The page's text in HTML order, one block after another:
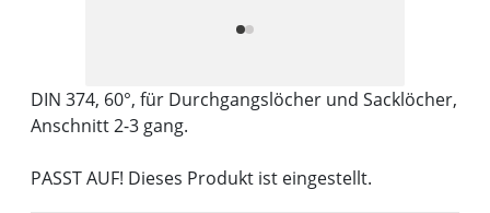
DIN 374, 60°, für Durchgangslöcher und Sacklöcher,
Anschnitt 2-3 gang.
PASST AUF! Dieses Produkt ist eingestellt.